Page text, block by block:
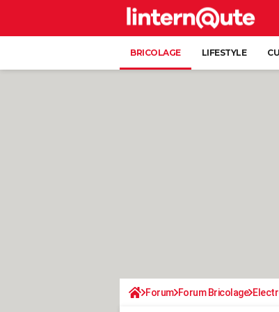
BRICOLAGE LIFESTYLE
Forum Forum Bricolage